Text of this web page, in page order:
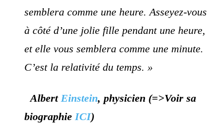
semblera comme une heure. Asseyez-vous
à côté d’une jolie fille pendant une heure,
et elle vous semblera comme une minute.
C’est la relativité du temps. »
Albert Einstein, physicien (=>Voir sa
biographie ICI)